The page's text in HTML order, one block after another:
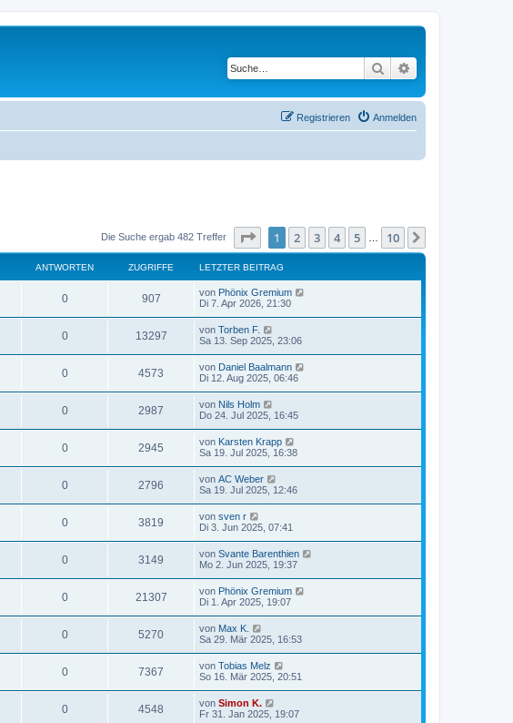
Suche
Anmelden
Registrieren
Die Suche ergab 482 Treffer Seite von10
1 2 3 4 5 10
ANTWORTEN ZUGRIFFE LETZTER BEITRAG
0 907 von Phönix Gremium
Di 7. Apr 2026, 21:30
0 13297 von Torben F.
Sa 13. Sep 2025, 23:06
0 4573 von Daniel Baalmann
Di 12. Aug 2025, 06:46
0 2987 von Nils Holm
Do 24. Jul 2025, 16:45
0 2945 von Karsten Krapp
Sa 19. Jul 2025, 16:38
0 2796 von AC Weber
Sa 19. Jul 2025, 12:46
0 3819 von sven r
Di 3. Jun 2025, 07:41
0 3149 von Svante Barenthien
Mo 2. Jun 2025, 19:37
0 21307 von Phönix Gremium
Di 1. Apr 2025, 19:07
0 5270 von Max K.
Sa 29. Mär 2025, 16:53
0 7367 von Tobias Melz
So 16. Mär 2025, 20:51
0 4548 von Simon K.
Fr 31. Jan 2025, 19:07